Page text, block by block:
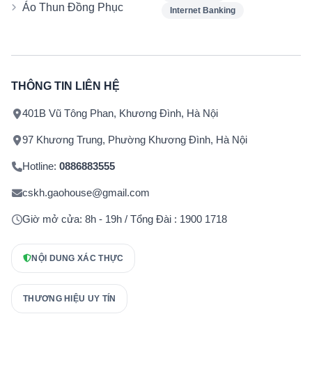
Áo Thun Đồng Phục
Internet Banking
THÔNG TIN LIÊN HỆ
401B Vũ Tông Phan, Khương Đình, Hà Nội
97 Khương Trung, Phường Khương Đình, Hà Nội
Hotline: 0886883555
cskh.gaohouse@gmail.com
Giờ mở cửa: 8h - 19h / Tổng Đài : 1900 1718
NỘI DUNG XÁC THỰC
THƯƠNG HIỆU UY TÍN